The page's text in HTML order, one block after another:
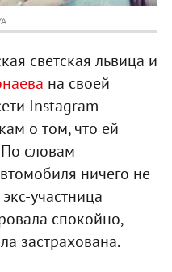
светская львица и
на своей
Instagram
о том, что ей
словам
ничего не
участница
спокойно,
застрахована.